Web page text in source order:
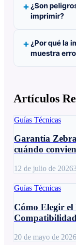
¿Son
imprimir?
¿Por qué la
muestra
Artículos
Guías Técnicas
Garantía
cuándo
12 de julio de 2026
Guías Técnicas
Cómo Elegir
20 de mayo de 2026